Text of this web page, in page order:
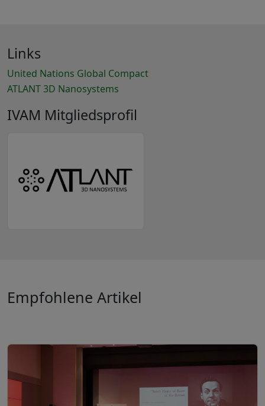
Links
United Nations Global Compact
ATLANT 3D Nanosystems
IVAM Mitgliedsprofil
Empfohlene Artikel